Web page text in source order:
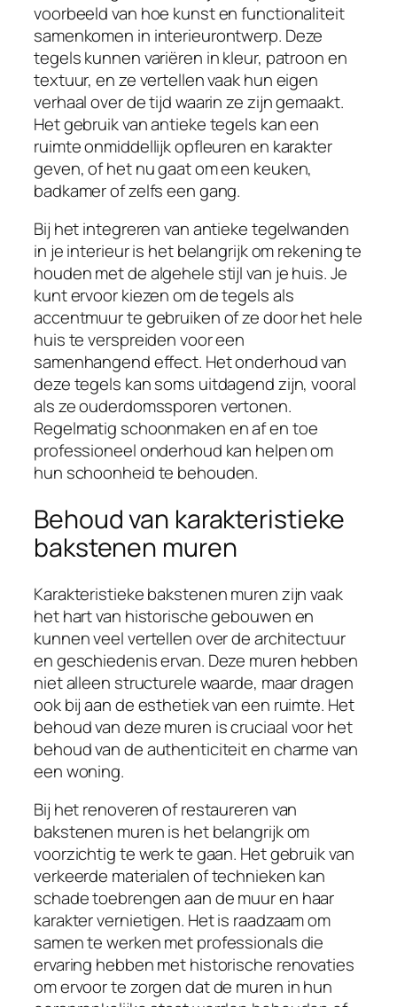
voorbeeld van hoe kunst en functionaliteit
samenkomen in interieurontwerp. Deze
tegels kunnen variëren in kleur, patroon en
textuur, en ze vertellen vaak hun eigen
verhaal over de tijd waarin ze zijn gemaakt.
Het gebruik van antieke tegels kan een
ruimte onmiddellijk opfleuren en karakter
geven, of het nu gaat om een keuken,
badkamer of zelfs een gang.
Bij het integreren van antieke tegelwanden
in je interieur is het belangrijk om rekening te
houden met de algehele stijl van je huis. Je
kunt ervoor kiezen om de tegels als
accentmuur te gebruiken of ze door het hele
huis te verspreiden voor een
samenhangend effect. Het onderhoud van
deze tegels kan soms uitdagend zijn, vooral
als ze ouderdomssporen vertonen.
Regelmatig schoonmaken en af en toe
professioneel onderhoud kan helpen om
hun schoonheid te behouden.
Behoud van karakteristieke
bakstenen muren
Karakteristieke bakstenen muren zijn vaak
het hart van historische gebouwen en
kunnen veel vertellen over de architectuur
en geschiedenis ervan. Deze muren hebben
niet alleen structurele waarde, maar dragen
ook bij aan de esthetiek van een ruimte. Het
behoud van deze muren is cruciaal voor het
behoud van de authenticiteit en charme van
een woning.
Bij het renoveren of restaureren van
bakstenen muren is het belangrijk om
voorzichtig te werk te gaan. Het gebruik van
verkeerde materialen of technieken kan
schade toebrengen aan de muur en haar
karakter vernietigen. Het is raadzaam om
samen te werken met professionals die
ervaring hebben met historische renovaties
om ervoor te zorgen dat de muren in hun